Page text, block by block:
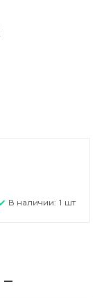
В наличии: 1 шт